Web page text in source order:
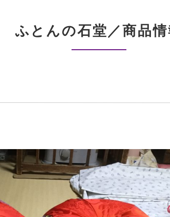
ふとんの石堂／商品情